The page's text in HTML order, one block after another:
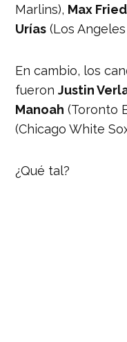
Marlins), Max Fried
Urías (Los
En cambio, los
fueronJustin
Manoah (Toronto
(Chicago White
¿Qué tal?